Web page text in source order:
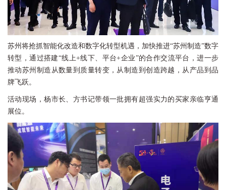
苏州将抢抓智能化改造和数字化转型机遇，加快推进“苏州制造”数字
转型，通过搭建“线上+线下、平台+企业”的合作交流平台，进一步
推动苏州制造从数量到质量转变，从制造到创造跨越，从产品到品
牌飞跃。
活动现场，杨市长、方书记带领一批拥有超强实力的买家亲临亨通
展位。